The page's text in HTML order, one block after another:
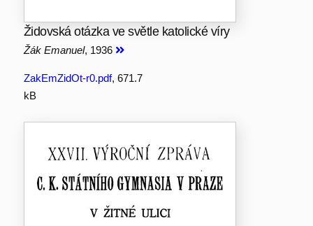
Židovská otázka ve světle katolické víry
Žák Emanuel, 1936
ZakEmZidOt-r0.pdf, 671.7
kB